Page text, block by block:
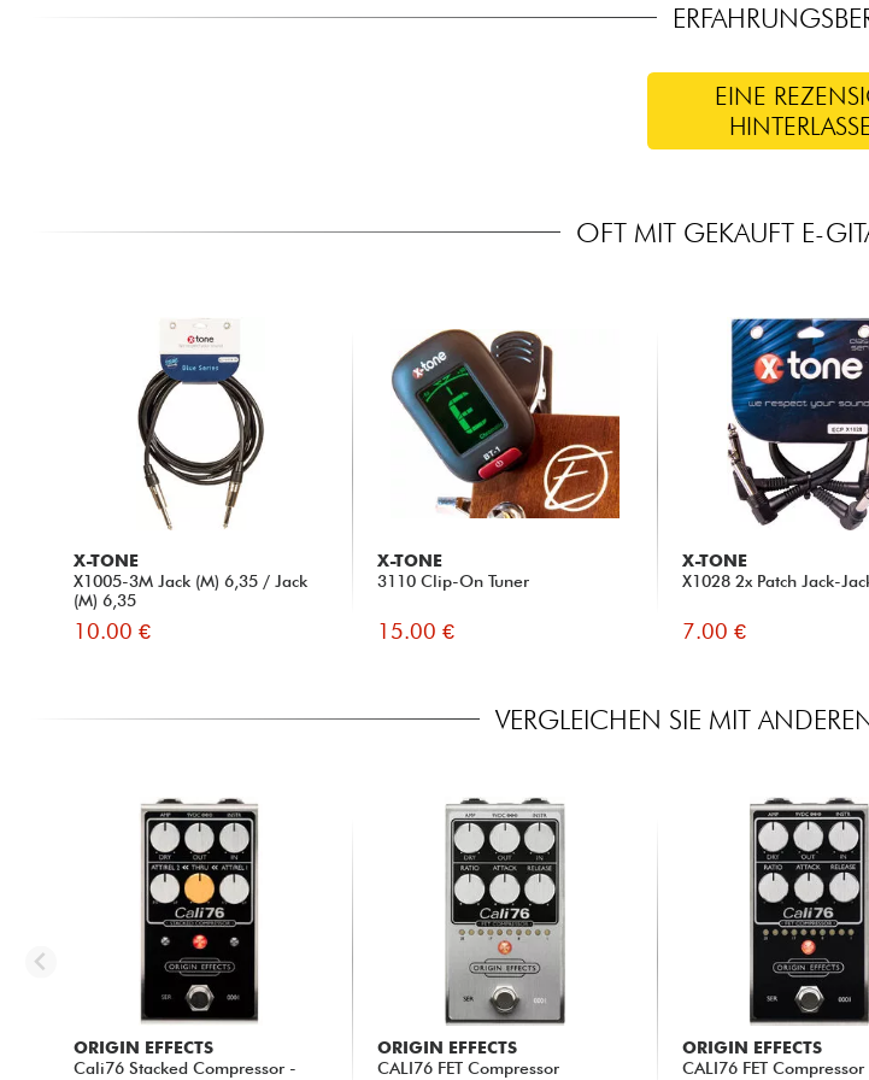
EINE
OFT MIT GEKAUFT E-
X-TONE
X1005-3M Jack (M) 6,35 / Jack
(M) 6,35
10.00 €
X-TONE
3110 Clip-On Tuner
15.00 €
X-TONE
X1028 2x Patch Jack-
7.00 €
VERGLEICHEN SIE MIT
ORIGIN EFFECTS
Cali76 Stacked Compressor -
ORIGIN EFFECTS
CALI76 FET Compressor
ORIGIN EFFECTS
CALI76 FET Compressor